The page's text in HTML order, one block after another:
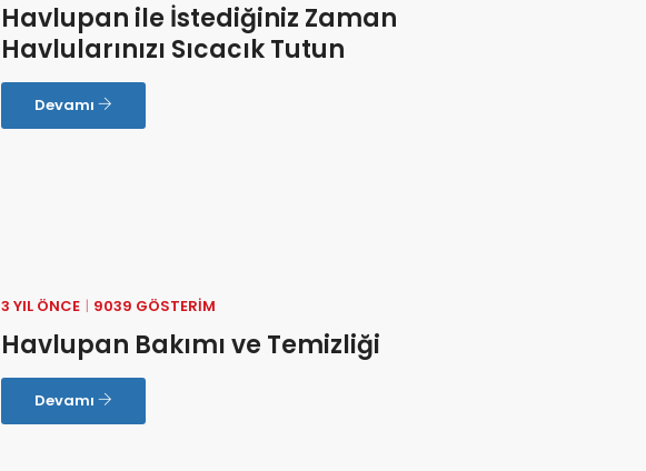
Havlupan ile İstediğiniz Zaman
Havlularınızı Sıcacık Tutun
Devamı
3 YIL ÖNCE 9039 GÖSTERIM
Havlupan Bakımı ve Temizliği
Devamı